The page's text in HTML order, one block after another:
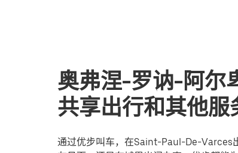
奥弗涅-罗讷-阿尔
共享出行和其他服
通过优步叫车，在Saint-Paul-De-Varces